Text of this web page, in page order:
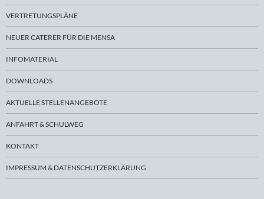
VERTRETUNGSPLÄNE
NEUER CATERER FÜR DIE MENSA
INFOMATERIAL
DOWNLOADS
AKTUELLE STELLENANGEBOTE
ANFAHRT & SCHULWEG
KONTAKT
IMPRESSUM & DATENSCHUTZERKLÄRUNG